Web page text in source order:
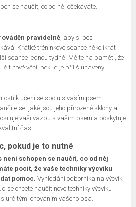
se naučit, co od něj očekáváte.
pravidelně, aby si pes
Krátké tréninkové seance několikrát
seance jednou týdně. Mějte na paměti, že
nové věci, pokud je příliš unavený.
k učení se spolu s vaším psem.
se, jaké jsou jeho přirozené sklony a
vaši vazbu s vaším psem a poskytuje
čas.
pokud je to nutné
není schopen se naučit, co od něj
pocit, že vaše techniky výcviku
pomoc. Vyhledání odborníka na výcvik
se chcete naučit nové techniky výcviku
určitými chováním vašeho psa.